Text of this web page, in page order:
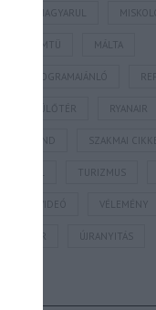
MAGYARUL MISKOLC
MTÜ MÁLTA
PROGRAMAJÁNLÓ
REPÜLŐTÉR RYANAIR
STRAND SZAKMAI
TURIZMUS
VIDEÓ VÉLEMÉNY
WIZZAIR ÚJRANYITÁS